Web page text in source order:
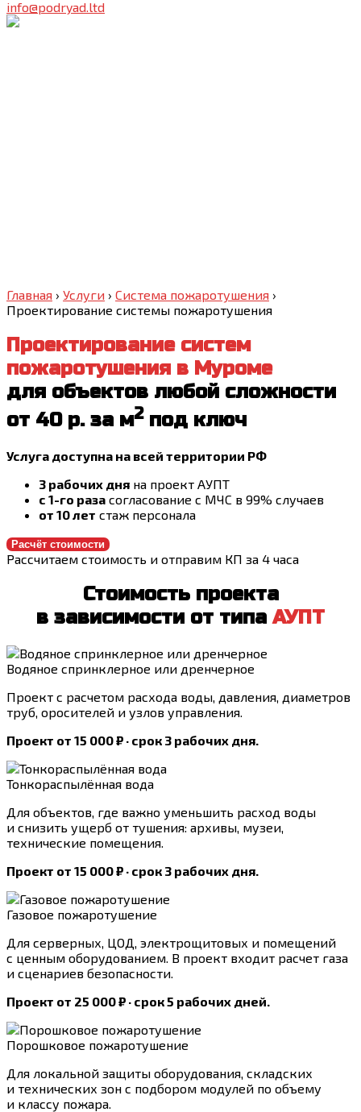
info@podryad.ltd
Главная › Услуги › Система пожаротушения ›
Проектирование системы пожаротушения
Проектирование систем
пожаротушения в Муроме
для объектов любой сложности
от 40 р. за м2под ключ
Услуга доступна на всей территории РФ
3 рабочих дня на проект АУПТ
с 1-го раза согласование с МЧС в 99% случаев
от 10 лет стаж персонала
Расчёт стоимости
Рассчитаем стоимость и отправим КП за 4 часа
Стоимость проекта
в зависимости от типаАУПТ
Водяное спринклерное или дренчерное
Проект с расчетом расхода воды, давления, диаметров
труб, оросителей и узлов управления.
Проект от 15 000 ₽ · срок 3 рабочих дня.
Тонкораспылённая вода
Для объектов, где важно уменьшить расход воды
и снизить ущерб от тушения: архивы, музеи,
технические помещения.
Проект от 15 000 ₽ · срок 3 рабочих дня.
Газовое пожаротушение
Для серверных, ЦОД, электрощитовых и помещений
с ценным оборудованием. В проект входит расчет газа
и сценариев безопасности.
Проект от 25 000 ₽ · срок 5 рабочих дней.
Порошковое пожаротушение
Для локальной защиты оборудования, складских
и технических зон с подбором модулей по объему
и классу пожара.